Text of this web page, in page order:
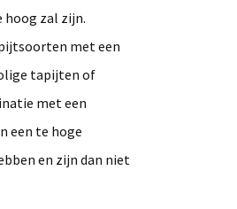
hoog zal zijn.
met een
tapijten of
met een
een te hoge
en zijn dan niet